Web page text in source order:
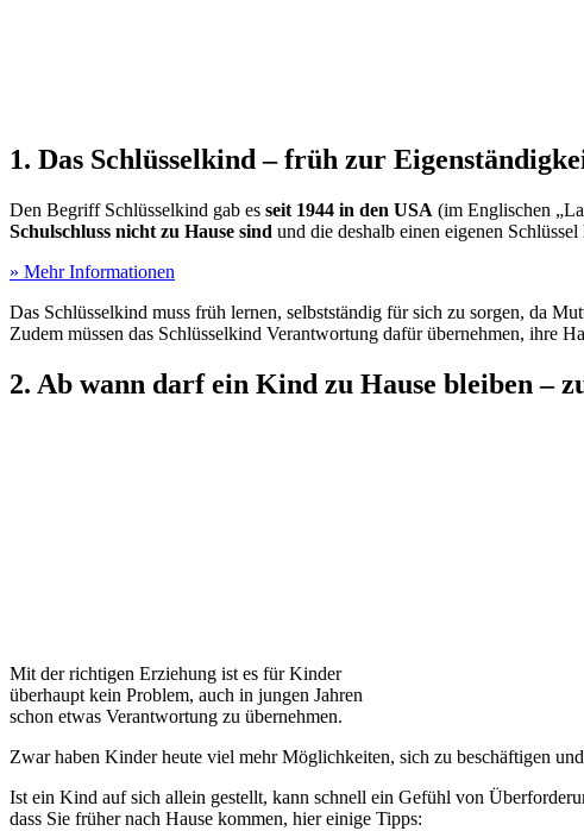
1. Das Schlüsselkind – früh zur
Den Begriff Schlüsselkind gab es seit 1944 in den USA (im Englischen
Schulschluss nicht zu Hause sind und die deshalb einen eigenen Schlüssel
» Mehr Informationen
Das Schlüsselkind muss früh lernen, selbstständig für sich zu sorgen, da
Zudem müssen das Schlüsselkind Verantwortung dafür übernehmen, ihre
2. Ab wann darf ein Kind zu Hause bleiben –
Mit der richtigen Erziehung ist es für Kinder
überhaupt kein Problem, auch in jungen Jahren
schon etwas Verantwortung zu übernehmen.
Zwar haben Kinder heute viel mehr Möglichkeiten, sich zu beschäftigen
Ist ein Kind auf sich allein gestellt, kann schnell ein Gefühl von
dass Sie früher nach Hause kommen, hier einige Tipps: